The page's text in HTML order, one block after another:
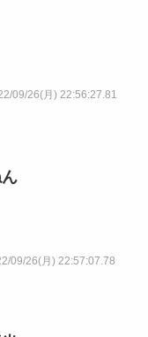
09/26(月) 22:56:27.81
09/26(月) 22:57:07.78